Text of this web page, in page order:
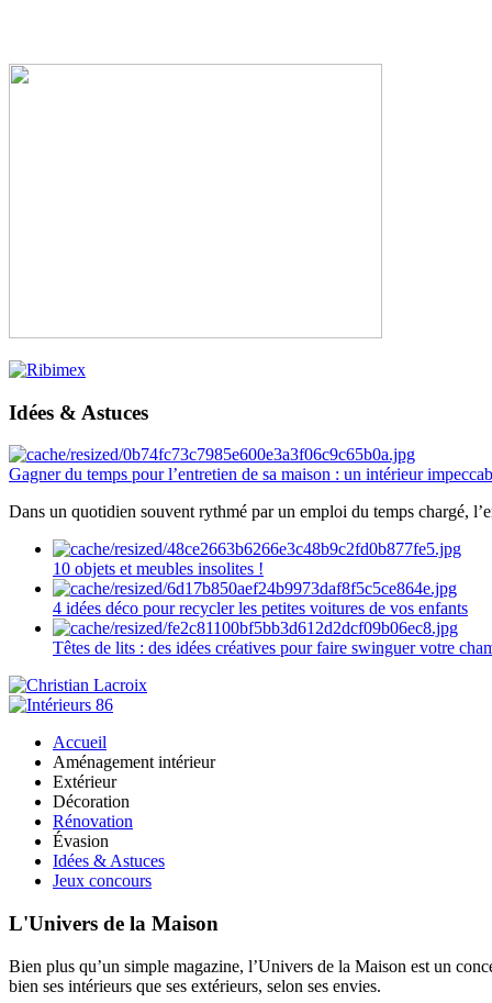
Idées & Astuces
Gagner du temps pour l’entretien de sa maison : un intérieur
Dans un quotidien souvent rythmé par un emploi du temps chargé,
10 objets et meubles insolites !
4 idées déco pour recycler les petites voitures de vos enfants
Têtes de lits : des idées créatives pour faire swinguer votre
Accueil
Aménagement intérieur
Extérieur
Décoration
Rénovation
Évasion
Idées & Astuces
Jeux concours
L'Univers de la Maison
Bien plus qu’un simple magazine, l’Univers de la Maison est un
bien ses intérieurs que ses extérieurs, selon ses envies.